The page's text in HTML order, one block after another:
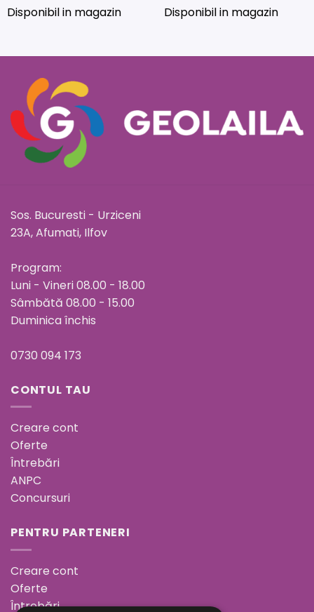
Disponibil in magazin Disponibil in magazin
Sos. Bucuresti - Urziceni
23A, Afumati, Ilfov
Program:
Luni - Vineri 08.00 - 18.00
Sâmbătă 08.00 - 15.00
Duminica închis
0730 094 173
CONTUL TAU
Creare cont
Oferte
Întrebări
ANPC
Concursuri
PENTRU PARTENERI
Creare cont
Oferte
Întrebări